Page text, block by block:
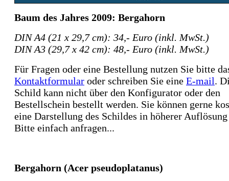
Baum des Jahres 2009: Bergahorn
DIN A4 (21 x 29,7 cm): 34,- Euro (inkl. MwSt.)
DIN A3 (29,7 x 42 cm): 48,- Euro (inkl. MwSt.)
Für Fragen oder eine Bestellung nutzen Sie bitte
Kontaktformular oder schreiben Sie eine E-mail.
Schild kann nicht über den Konfigurator oder den
Bestellschein bestellt werden. Sie können gerne
eine Darstellung des Schildes in höherer
Bitte einfach anfragen...
Bergahorn (Acer pseudoplatanus)